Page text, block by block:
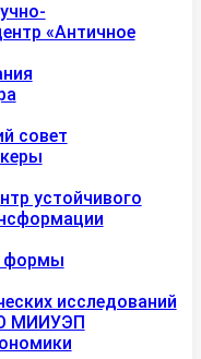
«Античное
совет
устойчивого
формы
исследований
МИИУЭП